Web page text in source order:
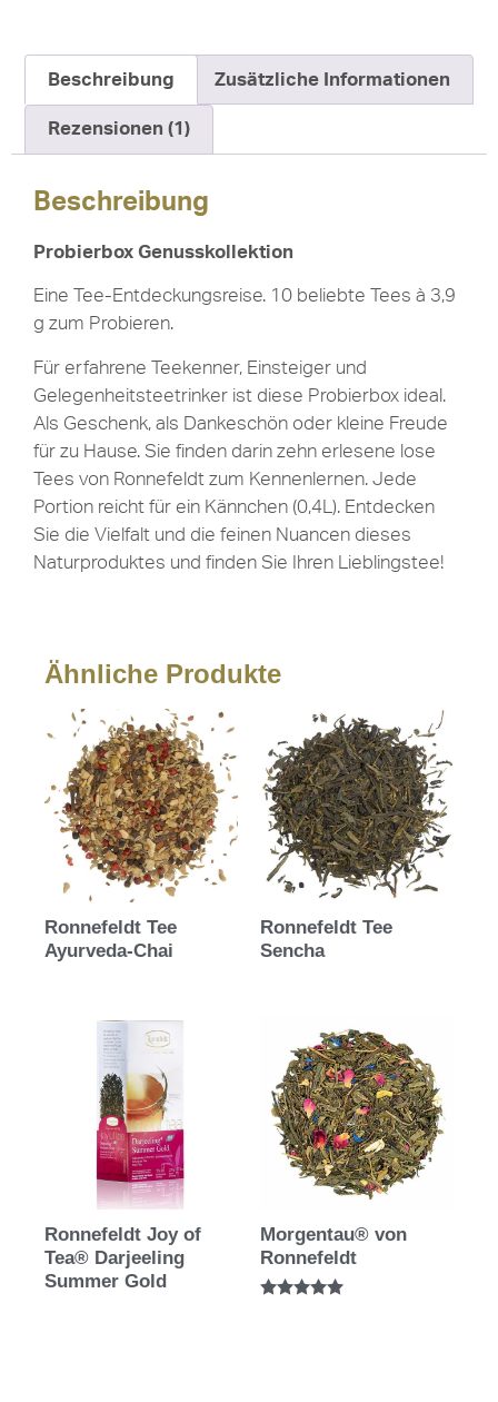
Beschreibung Zusätzliche Informationen
Rezensionen (1)
Beschreibung
Probierbox Genusskollektion
Eine Tee-Entdeckungsreise. 10 beliebte Tees à 3,9
g zum Probieren.
Für erfahrene Teekenner, Einsteiger und
Gelegenheitsteetrinker ist diese Probierbox ideal.
Als Geschenk, als Dankeschön oder kleine Freude
für zu Hause. Sie finden darin zehn erlesene lose
Tees von Ronnefeldt zum Kennenlernen. Jede
Portion reicht für ein Kännchen (0,4L). Entdecken
Sie die Vielfalt und die feinen Nuancen dieses
Naturproduktes und finden Sie Ihren Lieblingstee!
Ähnliche Produkte
Ronnefeldt Tee
Ayurveda-Chai
Ronnefeldt Tee
Sencha
Ronnefeldt Joy of
Tea® Darjeeling
Summer Gold
Morgentau® von
Ronnefeldt